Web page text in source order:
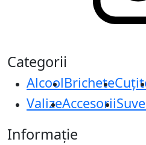
Categorii
AlcoolBrichete
ValizeAccesorii
Informație